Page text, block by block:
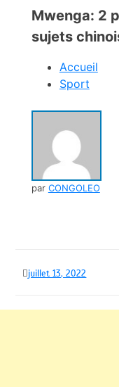
Mwenga: 2
sujets
Accueil
Sport
par CONGOLEO
juillet 13, 2022